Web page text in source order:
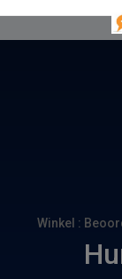
Winkel :